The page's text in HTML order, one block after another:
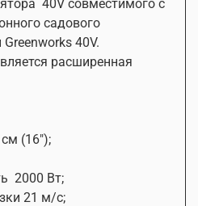
Швеция (Мальмё)
месяцев
40V совместимого с
садового
40V.
расширенная
(16");
2000 Вт;
21 м/c;